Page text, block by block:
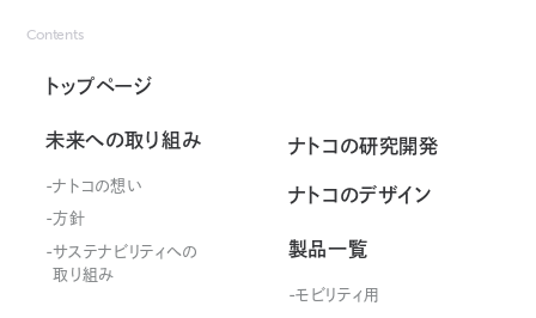
Contents
トップページ
未来への取り組み
ナトコの想い
方針
サステナビリティ への
取り組み
ナトコの研究開発
ナトコのデザイン
製品一覧
モビリティ用